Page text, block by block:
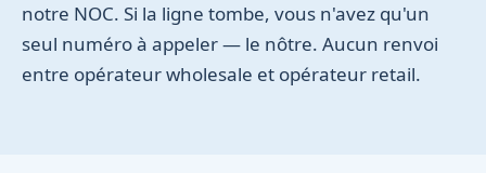
notre NOC. Si la ligne tombe, vous n'avez qu'un
seul numéro à appeler — le nôtre. Aucun renvoi
entre opérateur wholesale et opérateur retail.